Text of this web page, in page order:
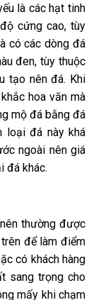
là các hạt tinh
cứng cao, tùy
có các dòng đá
đen, tùy thuộc
tạo nên đá. Khi
hoa văn mà
mộ đá bằng đá
loại đá này khá
ngoài nên giá
đá khác.
thường được
để làm điểm
có khách hàng
sang trọng cho
mấy khi chạm